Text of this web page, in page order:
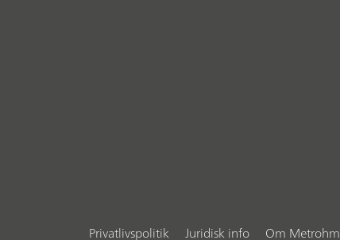
Privatlivspolitik Juridisk info Om Metrohm